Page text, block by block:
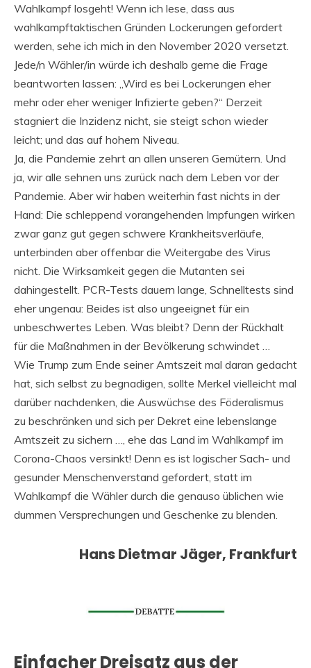
Wahlkampf losgeht! Wenn ich lese, dass aus
wahlkampftaktischen Gründen Lockerungen gefordert
werden, sehe ich mich in den November 2020 versetzt.
Jede/n Wähler/in würde ich deshalb gerne die Frage
beantworten lassen: „Wird es bei Lockerungen eher
mehr oder eher weniger Infizierte geben?“ Derzeit
stagniert die Inzidenz nicht, sie steigt schon wieder
leicht; und das auf hohem Niveau.
Ja, die Pandemie zehrt an allen unseren Gemütern. Und
ja, wir alle sehnen uns zurück nach dem Leben vor der
Pandemie. Aber wir haben weiterhin fast nichts in der
Hand: Die schleppend vorangehenden Impfungen wirken
zwar ganz gut gegen schwere Krankheitsverläufe,
unterbinden aber offenbar die Weitergabe des Virus
nicht. Die Wirksamkeit gegen die Mutanten sei
dahingestellt. PCR-Tests dauern lange, Schnelltests sind
eher ungenau: Beides ist also ungeeignet für ein
unbeschwertes Leben. Was bleibt? Denn der Rückhalt
für die Maßnahmen in der Bevölkerung schwindet …
Wie Trump zum Ende seiner Amtszeit mal daran gedacht
hat, sich selbst zu begnadigen, sollte Merkel vielleicht mal
darüber nachdenken, die Auswüchse des Föderalismus
zu beschränken und sich per Dekret eine lebenslange
Amtszeit zu sichern …, ehe das Land im Wahlkampf im
Corona-Chaos versinkt! Denn es ist logischer Sach- und
gesunder Menschenverstand gefordert, statt im
Wahlkampf die Wähler durch die genauso üblichen wie
dummen Versprechungen und Geschenke zu blenden.
Hans Dietmar Jäger, Frankfurt
Einfacher Dreisatz aus der